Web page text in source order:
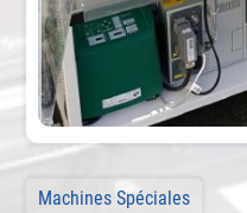
Machines Spéciales